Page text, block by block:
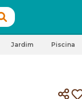
Jardim Piscina